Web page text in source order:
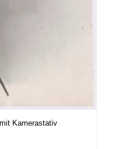
Kamerastativ